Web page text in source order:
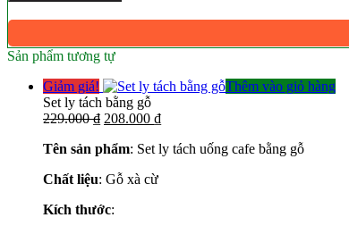
Sản phẩm tương tự
Giảm giá!
Thêm vào giỏ hàng
Set ly tách bằng gỗ
229.000₫ Giá
là:
208.000 ₫Giá
tại
Tên sản phẩm: Set ly tách uống cafe bằng gỗ
Chất liệu: Gỗ xà cừ
Kích thước: